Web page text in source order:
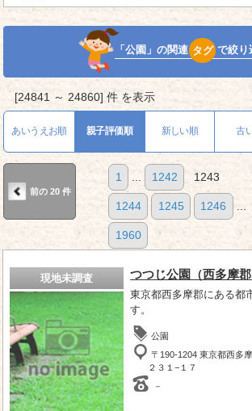
「公園」の関連 タグ で絞
[24841 ～ 24860] 件 を表示
あいうえお順 親子評価順 新しい順 古
前の 20 件
1 ... 1242 1243
1244 1245 1246 ...
1960
現地未調査 つつじ公園（西多摩郡
東京都西多摩郡にある都
す。
公園
〒190-1204 東京都西多
２３１−１７
－